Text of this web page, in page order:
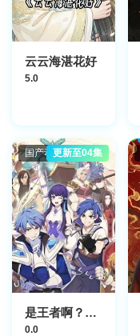
云云海湛花好
5.0
国产动漫更新至04集
是王者啊？第6季
0.0